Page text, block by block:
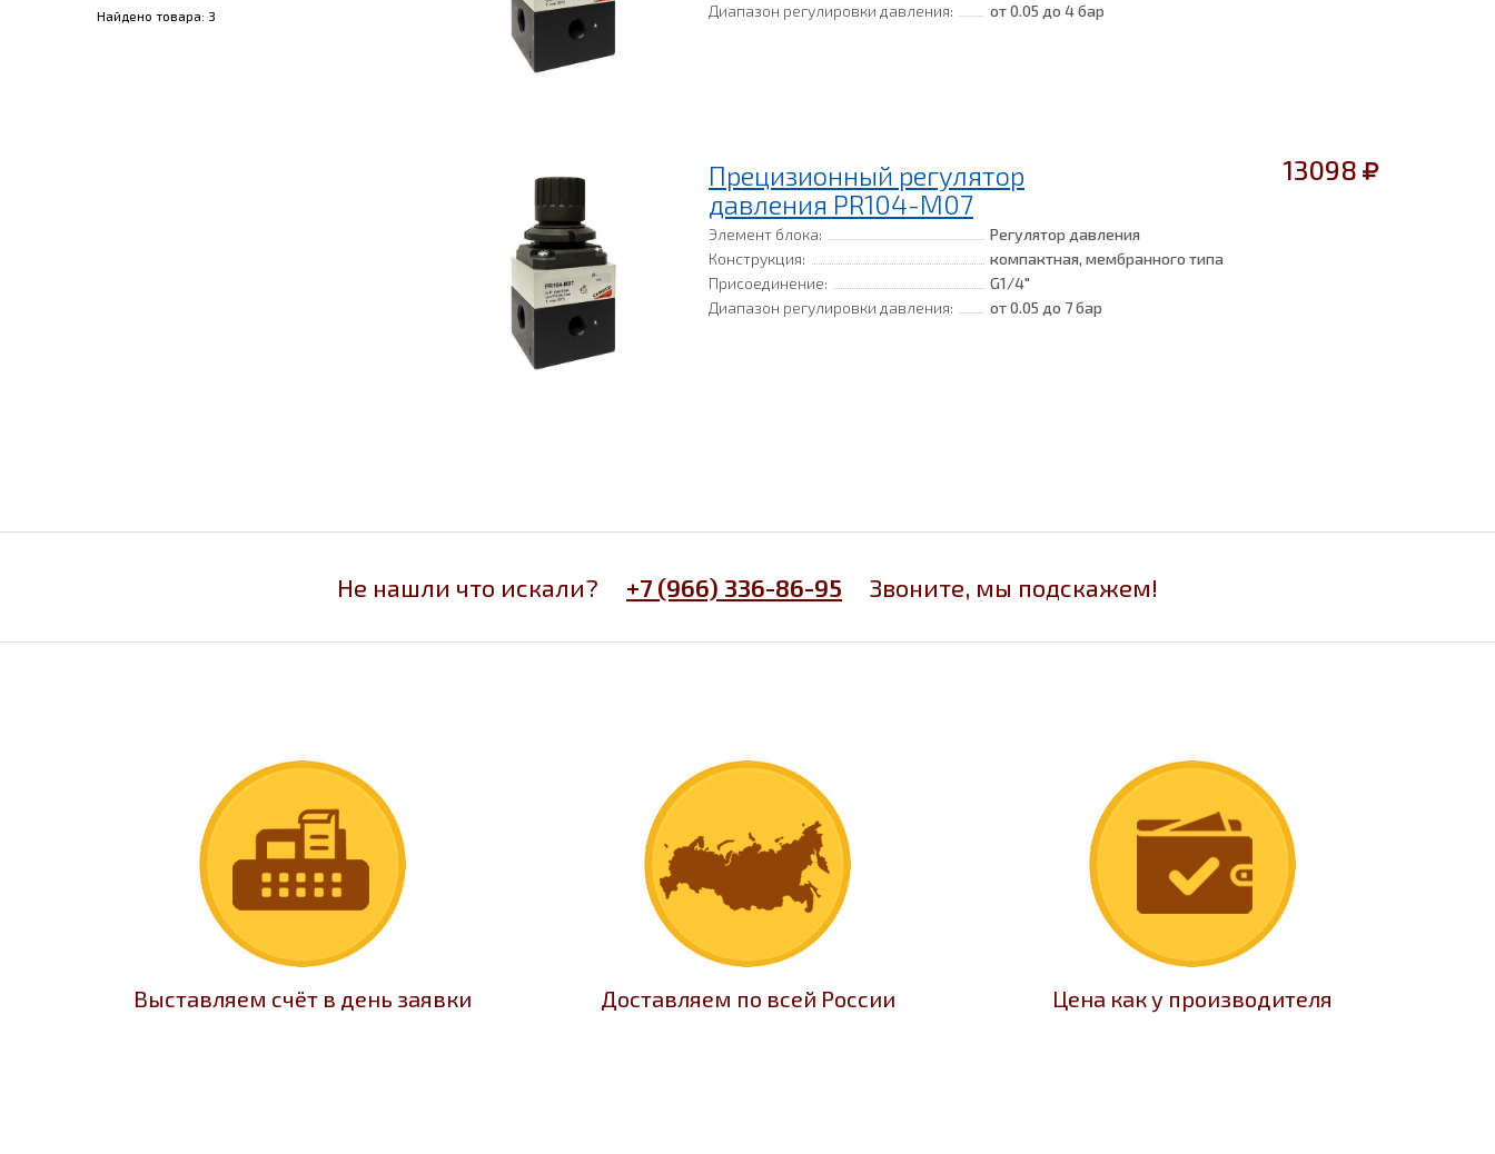
Найдено товара: 3
Диапазон регулировки давления:
от 0.05 до 4 бар
Прецизионный регулятор
давления PR104-M07
13098
Элемент блока:
Регулятор давления
Конструкция:
компактная, мембранного типа
Присоединение:
G1/4"
Диапазон регулировки давления:
от 0.05 до 7 бар
Не нашли что искали? +7 (966) 336-86-95 Звоните, мы подскажем!
Выставляем счёт в день заявки Доставляем по всей России Цена как у производителя